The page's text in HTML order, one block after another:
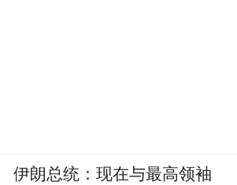
伊朗总统：现在与最高领袖